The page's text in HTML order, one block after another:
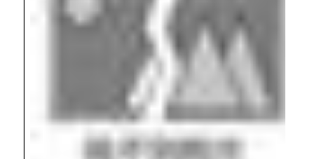
捐赠纪事
捐赠方法
《清华校友通讯》
《水木清华》
我要订阅
清华人物
清华故事
终身学习
校友总会